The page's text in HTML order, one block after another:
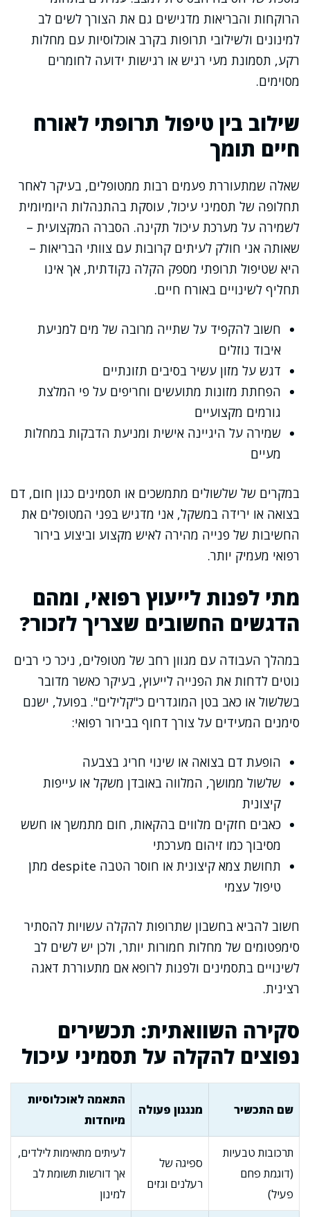
הרוקחות והבריאות מדגישים גם את הצורך לשים לב
למינונים ולשילובי תרופות בקרב אוכלוסיות עם מחלות
רקע, תסמונת מעי רגיש או רגישות ידועה לחומרים
מסוימים.
שילוב בין טיפול תרופתי לאורח
חיים תומך
שאלה שמתעוררת פעמים רבות ממטופלים, בעיקר לאחר
תחלופה של תסמיני עיכול, עוסקת בהתנהלות היומיומית
לשמירה על מערכת עיכול תקינה. הסברה המקצועית –
שאותה אני חולק לעיתים קרובות עם צוותי הבריאות –
היא שטיפול תרופתי מספק הקלה נקודתית, אך אינו
תחליף לשינויים באורח חיים.
חשוב להקפיד על שתייה מרובה של מים למניעת
איבוד נוזלים
דגש על מזון עשיר בסיבים תזונתיים
הפחתת מזונות מתועשים וחריפים על פי המלצת
גורמים מקצועיים
שמירה על היגיינה אישית ומניעת הדבקות במחלות
מעיים
במקרים של שלשולים מתמשכים או תסמינים כגון חום, דם
בצואה או ירידה במשקל, אני מדגיש בפני המטופלים את
החשיבות של פנייה מהירה לאיש מקצוע וביצוע בירור
רפואי מעמיק יותר.
מתי לפנות לייעוץ רפואי, ומהם
הדגשים החשובים שצריך לזכור?
במהלך העבודה עם מגוון רחב של מטופלים, ניכר כי רבים
נוטים לדחות את הפנייה לייעוץ, בעיקר כאשר מדובר
בשלשול או כאב בטן המוגדרים כ"קלילים". בפועל, ישנם
סימנים המעידים על צורך דחוף בבירור רפואי:
הופעת דם בצואה או שינוי חריג בצבעה
שלשול ממושך, המלווה באובדן משקל או עייפות
קיצונית
כאבים חזקים מלווים בהקאות, חום מתמשך או חשש
מסיבוך כמו זיהום מערכתי
תחושת צמא קיצונית או חוסר הטבה despite מתן
טיפול עצמי
חשוב להביא בחשבון שתרופות להקלה עשויות להסתיר
סימפטומים של מחלות חמורות יותר, ולכן יש לשים לב
לשינויים בתסמינים ולפנות לרופא אם מתעוררת דאגה
רצינית.
סקירה השוואתית: תכשירים
נפוצים להקלה על תסמיני עיכול
שם התכשיר מנגנון פעולה
התאמה לאוכלוסיות
מיוחדות
תרכובות טבעיות
(דוגמת פחם
פעיל)
ספיגה של
רעלנים וגזים
לעיתים מתאימות לילדים,
אך דורשות תשומת לב
למינון